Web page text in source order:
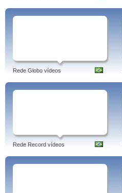
Rede Globo vídeos
Rede Record vídeos